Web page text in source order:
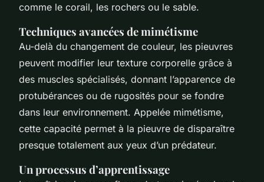
comme le corail, les rochers ou le sable.
Techniques avancées de mimétisme
Au-delà du changement de couleur, les pieuvres
peuvent modifier leur texture corporelle grâce à
des muscles spécialisés, donnant l’apparence de
protubérances ou de rugosités pour se fondre
dans leur environnement. Appelée mimétisme,
cette capacité permet à la pieuvre de disparaître
presque totalement aux yeux d’un prédateur.
Un processus d’apprentissage